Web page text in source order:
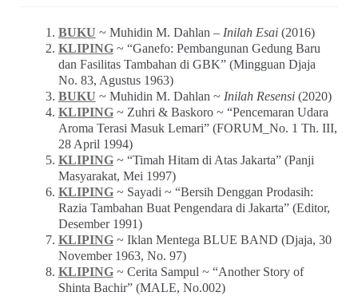
BUKU ~ Muhidin M. Dahlan – Inilah Esai(2016)
KLIPING~ “Ganefo: Pembangunan Gedung Baru
dan Fasilitas Tambahan di GBK” (Mingguan Djaja
No. 83, Agustus 1963)
BUKU ~ Muhidin M. Dahlan ~ Inilah Resensi(2020)
KLIPING~ Zuhri & Baskoro ~ “Pencemaran Udara
Aroma Terasi Masuk Lemari” (FORUM_No. 1 Th. III,
28 April 1994)
KLIPING~ “Timah Hitam di Atas Jakarta” (Panji
Masyarakat, Mei 1997)
KLIPING~ Sayadi ~ “Bersih Denggan Prodasih:
Razia Tambahan Buat Pengendara di Jakarta” (Editor,
Desember 1991)
KLIPING~ Iklan Mentega BLUE BAND (Djaja, 30
November 1963, No. 97)
KLIPING~ Cerita Sampul ~ “Another Story of
Shinta Bachir” (MALE, No.002)